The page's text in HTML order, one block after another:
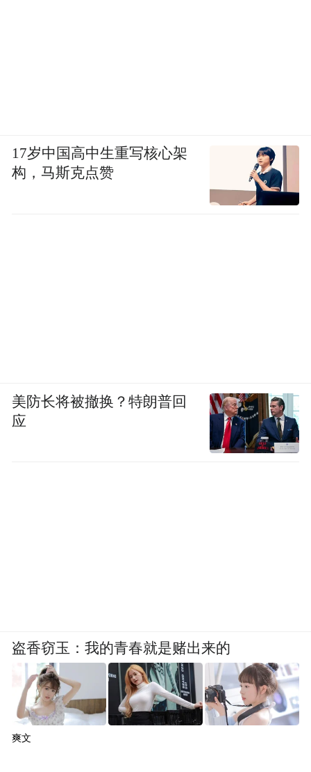
在满屏都是波点元素的这个夏天，既然躲不
开这场热潮，不如就先从美甲入手加入行
列。
17岁中国高中生重写核心架
构，马斯克点赞
美防长将被撤换？特朗普回
应
盗香窃玉：我的青春就是赌出来的
爽文